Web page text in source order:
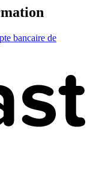
bancaire de